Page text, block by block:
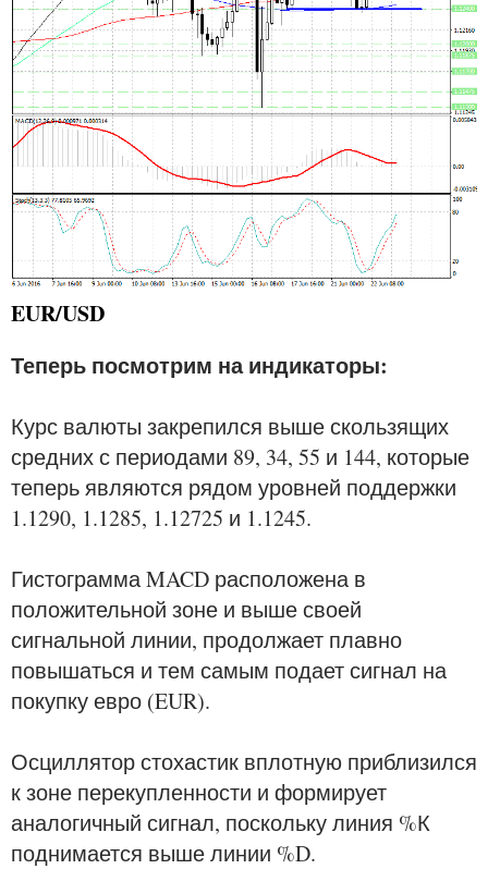
EUR/USD
Теперь посмотрим на индикаторы:
Курс валюты закрепился выше скользящих
средних с периодами 89, 34, 55 и 144, которые
теперь являются рядом уровней поддержки
1.1290, 1.1285, 1.12725 и 1.1245.
Гистограмма MACD расположена в
положительной зоне и выше своей
сигнальной линии, продолжает плавно
повышаться и тем самым подает сигнал на
покупку евро (EUR).
Осциллятор стохастик вплотную приблизился
к зоне перекупленности и формирует
аналогичный сигнал, поскольку линия %К
поднимается выше линии %D.